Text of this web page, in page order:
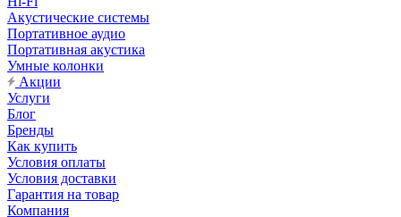
Акустические системы
Портативное аудио
Портативная акустика
Умные колонки
Акции
Услуги
Блог
Бренды
Как купить
Условия оплаты
Условия доставки
Гарантия на товар
Компания